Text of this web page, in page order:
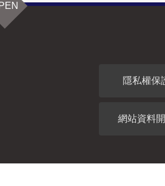
隱私權保
網站資料